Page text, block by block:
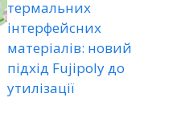
термальних
інтерфейсних
матеріалів: новий
підхід Fujipoly до
утилізації